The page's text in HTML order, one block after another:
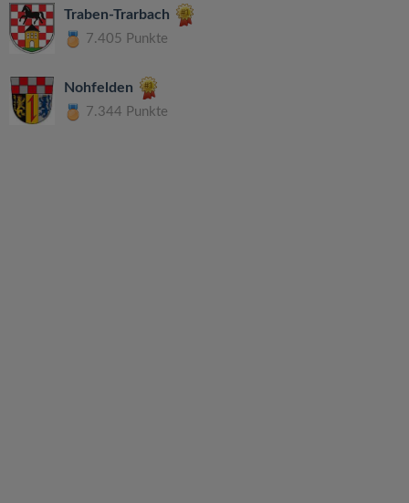
Traben-Trarbach
7.405 Punkte
Nohfelden
7.344 Punkte